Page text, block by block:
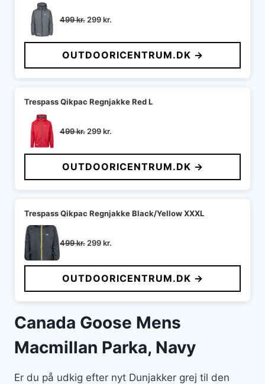
499kr. Den
pris
var:
499 kr..
299kr.
pris
er:
299 kr..
OUTDOORICENTRUM.DK →
Trespass Qikpac Regnjakke Red L
499kr. Den
pris
var:
499 kr..
299kr.
pris
er:
299 kr..
OUTDOORICENTRUM.DK →
Trespass Qikpac Regnjakke Black/Yellow XXXL
499kr. Den
pris
var:
499 kr..
299kr.
pris
er:
299 kr..
OUTDOORICENTRUM.DK →
Canada Goose Mens
Macmillan Parka, Navy
Er du på udkig efter nyt Dunjakker grej til den